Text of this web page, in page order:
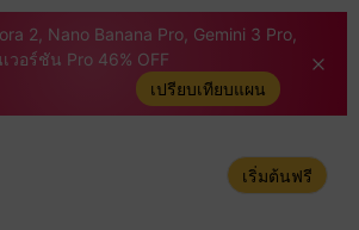
2, Nano Banana Pro, Gemini 3 Pro,
วอร์ชัน Pro 46% OFF
เปรียบเทียบแผน
เริ่มต้นฟรี